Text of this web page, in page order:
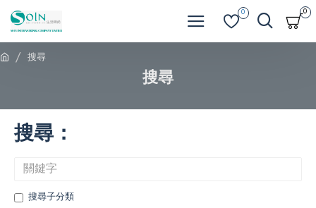
0 0
搜尋
搜尋
搜尋：
搜尋子分類